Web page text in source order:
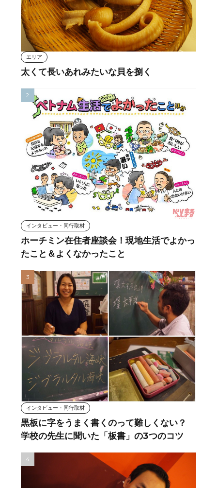
エリア
太くて長いあれみたいな貝を捌く
インタビュー・同行取材
ホーチミン在住者座談会！現地生活でよかっ
たこと＆よくなかったこと
インタビュー・同行取材
黒板に字をうまく書くのって難しくない？
学校の先生に聞いた「板書」の3つのコツ